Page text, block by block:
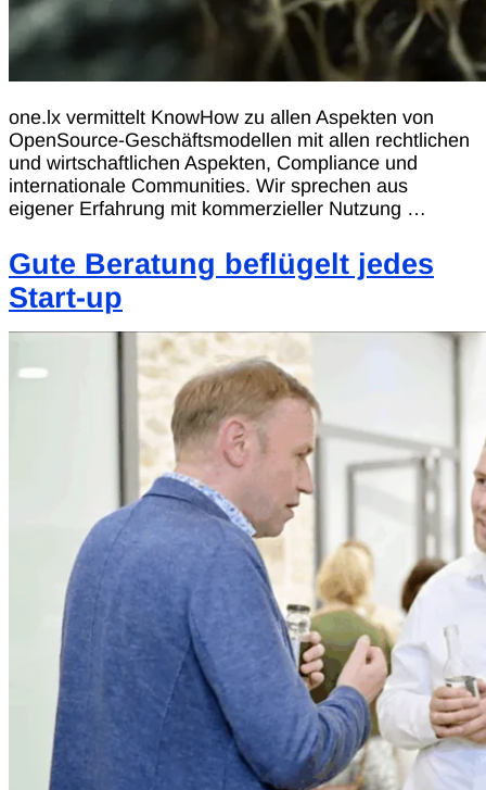
one.lx vermittelt KnowHow zu allen Aspekten von
OpenSource-Geschäftsmodellen mit allen rechtlichen
und wirtschaftlichen Aspekten, Compliance und
internationale Communities. Wir sprechen aus
eigener Erfahrung mit kommerzieller Nutzung …
Gute Beratung beflügelt jedes
Start-up